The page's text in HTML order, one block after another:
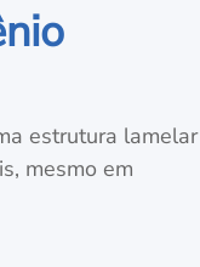
estrutura lamelar
mesmo em